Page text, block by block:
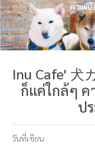
Inu Cafe' 犬
ก็แค่ใกล้ๆ
ป
วันที่เขียน